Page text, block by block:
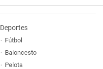
Deportes
Fútbol
Baloncesto
Pelota